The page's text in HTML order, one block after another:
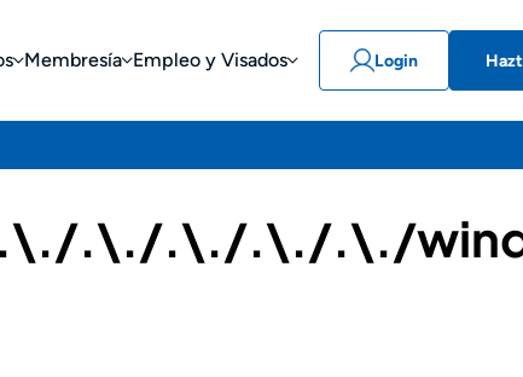
Membresía Empleo y Visados Login
.\./.\./.\./.\./